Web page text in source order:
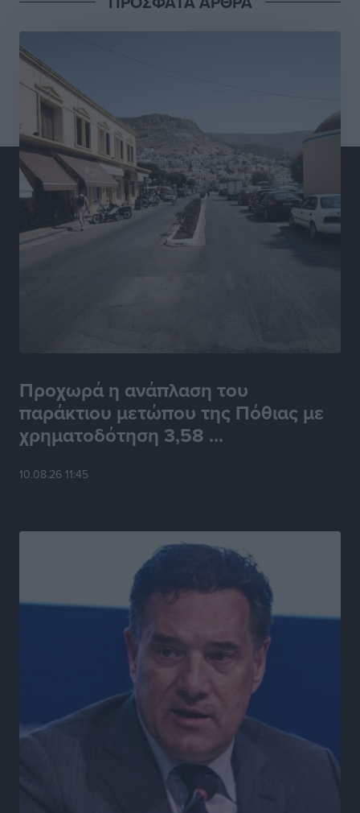
Προχωρά η ανάπλαση του
παράκτιου μετώπου της Πόθιας με
χρηματοδότηση 3,58 ...
10.08.26 11:45